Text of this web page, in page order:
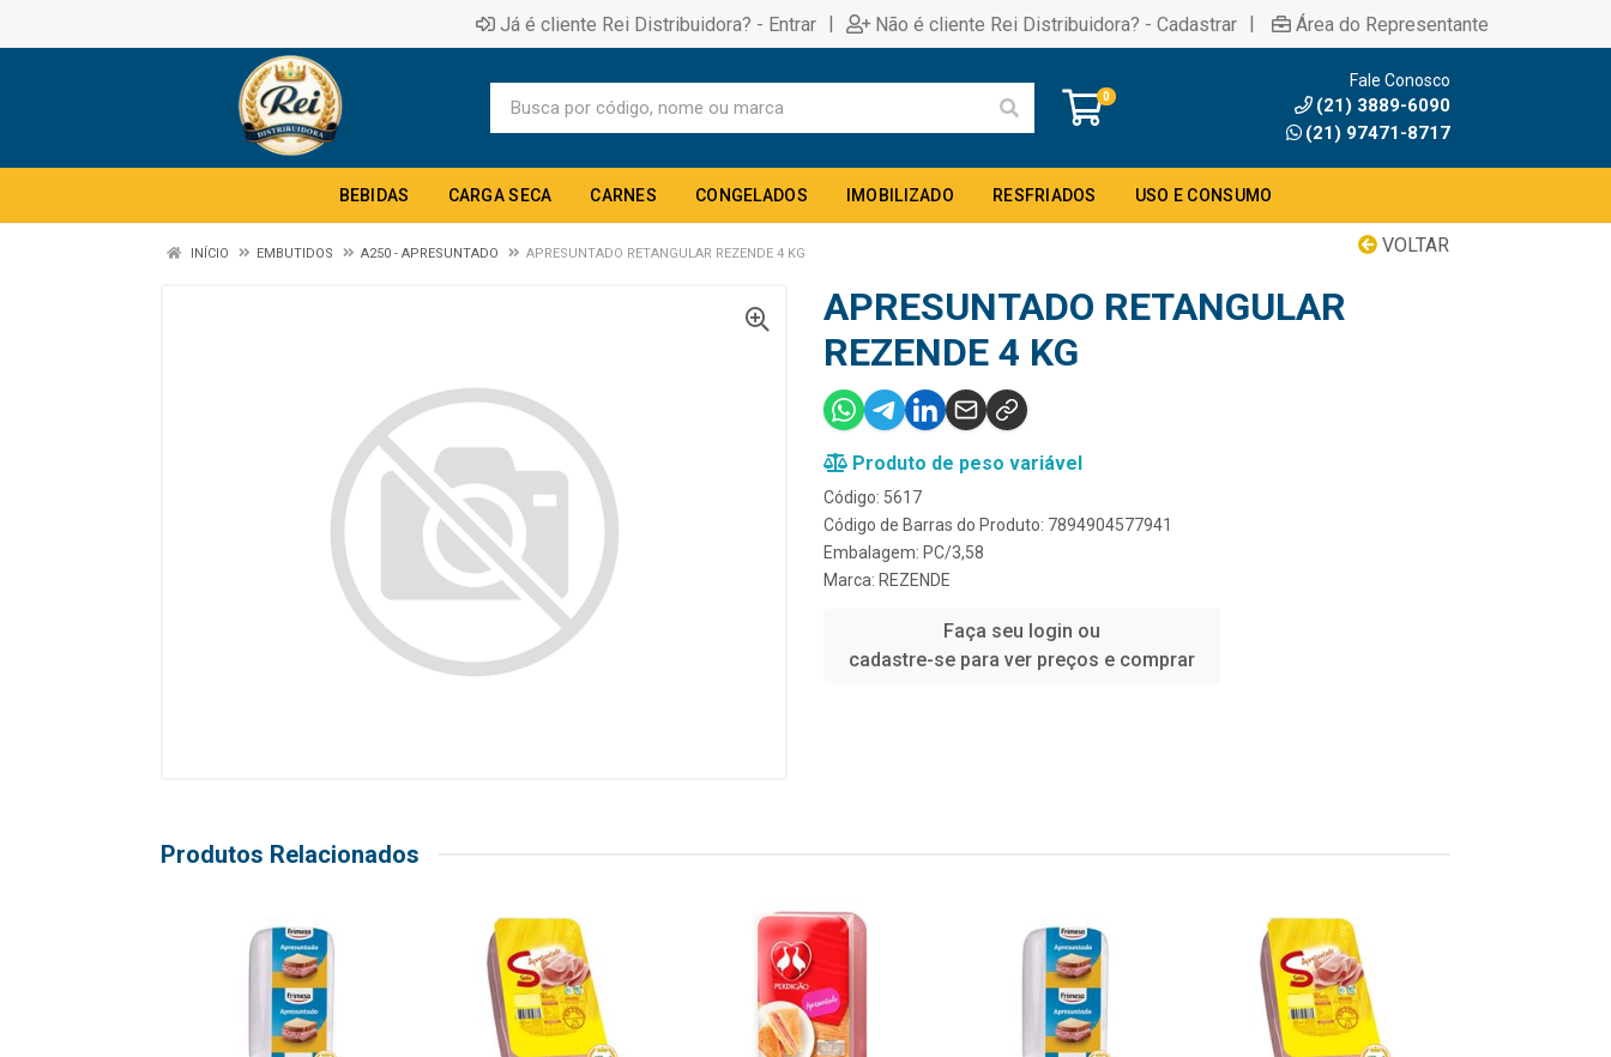
Já é cliente Rei Distribuidora? - Entrar | Não é cliente Rei Distribuidora? - Cadastrar | Área do Representante
0
Fale Conosco
(21) 3889-6090
(21) 97471-8717
BEBIDAS CARGA SECA CARNES CONGELADOS IMOBILIZADO RESFRIADOS USO E CONSUMO
VOLTAR
INÍCIO EMBUTIDOS A250 - APRESUNTADO APRESUNTADO RETANGULAR REZENDE 4 KG
APRESUNTADO RETANGULAR
REZENDE 4 KG
Produto de peso variável
Código: 5617
Código de Barras do Produto: 7894904577941
Embalagem: PC/3,58
Marca: REZENDE
Faça seu login ou
cadastre-se para ver preços e comprar
Produtos Relacionados